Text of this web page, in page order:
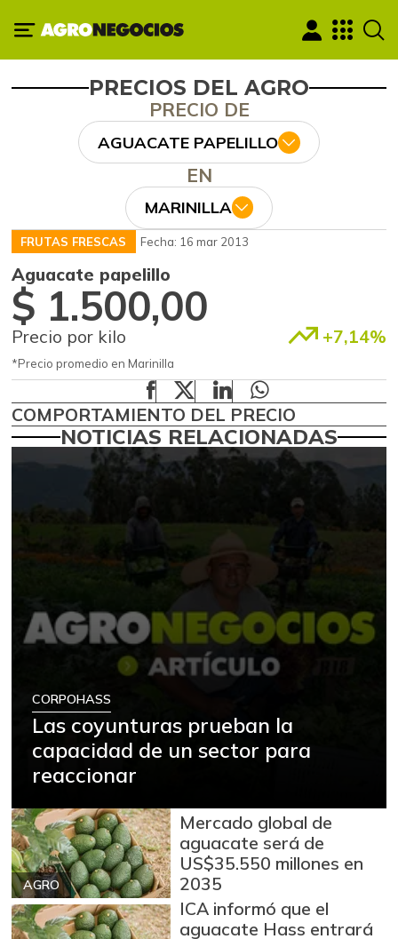
PRECIOS DEL AGRO
PRECIO DE
AGUACATE PAPELILLO
EN
MARINILLA
FRUTAS FRESCAS Fecha: 16 mar 2013
Aguacate papelillo
$ 1.500,00
Precio por kilo +7,14%
*Precio promedio en Marinilla
COMPORTAMIENTO DEL PRECIO
NOTICIAS RELACIONADAS
CORPOHASS
Las coyunturas prueban la
capacidad de un sector para
reaccionar
AGRO
Mercado global de
aguacate será de
US$35.550 millones en
2035
ICA informó que el
aguacate Hass entrará